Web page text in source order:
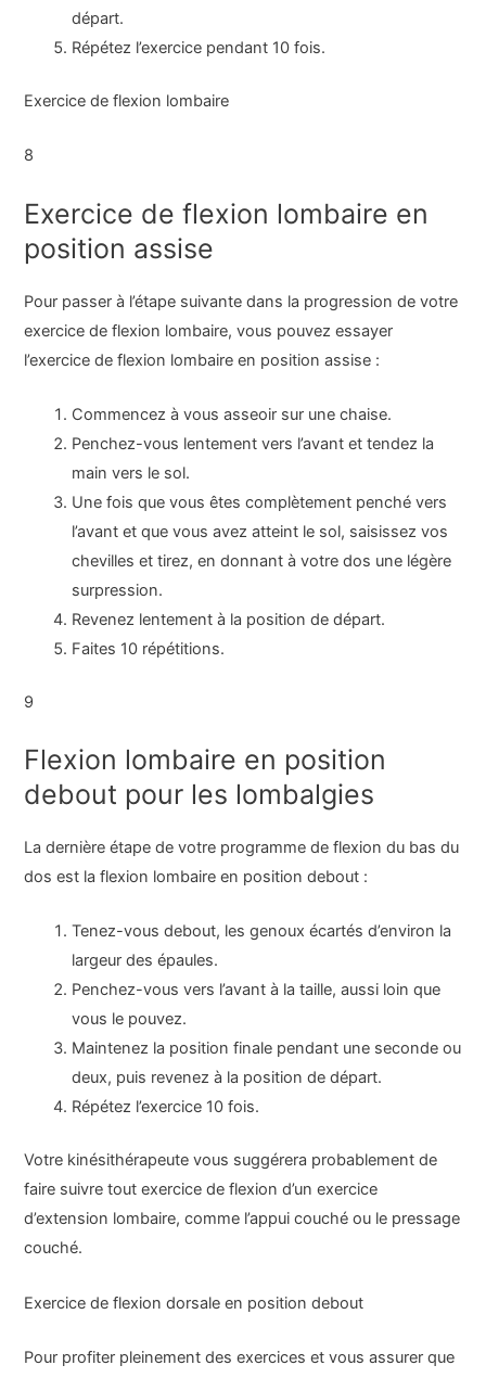
départ.
Répétez l’exercice pendant 10 fois.
Exercice de flexion lombaire
8
Exercice de flexion lombaire en
position assise
Pour passer à l’étape suivante dans la progression de votre
exercice de flexion lombaire, vous pouvez essayer
l’exercice de flexion lombaire en position assise :
Commencez à vous asseoir sur une chaise.
Penchez-vous lentement vers l’avant et tendez la
main vers le sol.
Une fois que vous êtes complètement penché vers
l’avant et que vous avez atteint le sol, saisissez vos
chevilles et tirez, en donnant à votre dos une légère
surpression.
Revenez lentement à la position de départ.
Faites 10 répétitions.
9
Flexion lombaire en position
debout pour les lombalgies
La dernière étape de votre programme de flexion du bas du
dos est la flexion lombaire en position debout :
Tenez-vous debout, les genoux écartés d’environ la
largeur des épaules.
Penchez-vous vers l’avant à la taille, aussi loin que
vous le pouvez.
Maintenez la position finale pendant une seconde ou
deux, puis revenez à la position de départ.
Répétez l’exercice 10 fois.
Votre kinésithérapeute vous suggérera probablement de
faire suivre tout exercice de flexion d’un exercice
d’extension lombaire, comme l’appui couché ou le pressage
couché.
Exercice de flexion dorsale en position debout
Pour profiter pleinement des exercices et vous assurer que